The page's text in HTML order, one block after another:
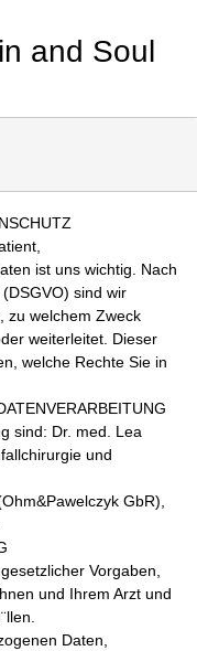
and Soul
ist uns wichtig. Nach
sind wir
zu welchem Zweck
weiterleitet. Dieser
welche Rechte Sie in
sind: Dr. med. Lea
und
GbR),
Vorgaben,
und Ihrem Arzt und
Daten,